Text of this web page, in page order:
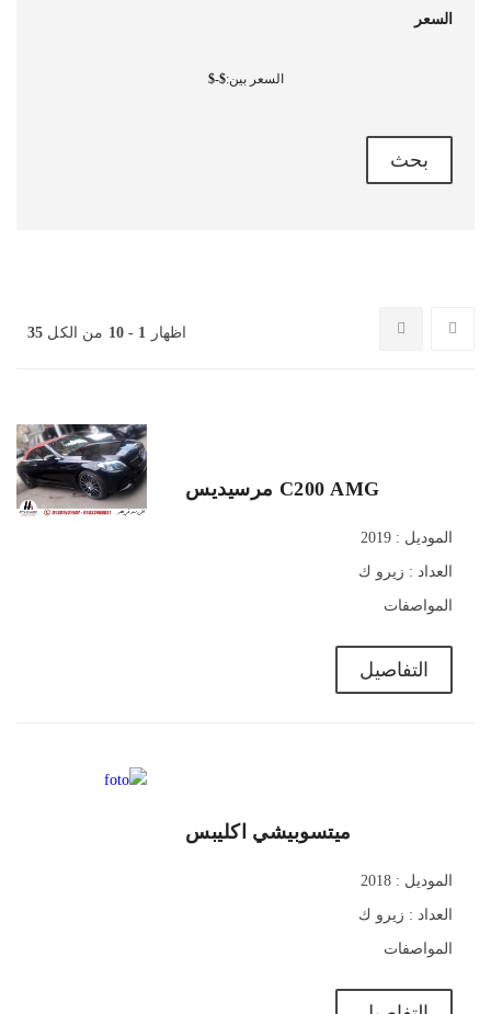
السعر
السعر بين: -
بحث
اظهار من الكل
C200 AMG مرسيديس
الموديل : 2019
العداد : زيرو ك
المواصفات
التفاصيل
ميتسوبيشي اكليبس
الموديل : 2018
العداد : زيرو ك
المواصفات